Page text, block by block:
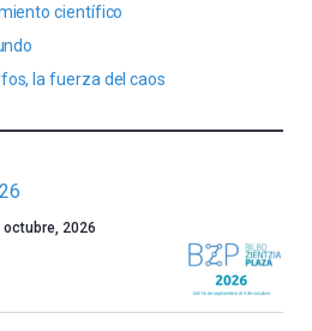
científico
la fuerza del caos
octubre, 2026